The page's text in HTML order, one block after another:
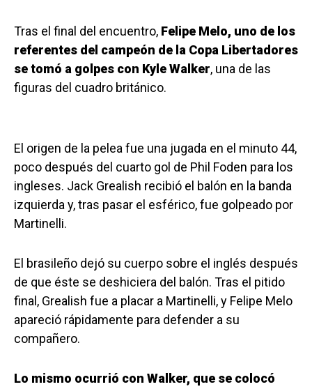
Tras el final del encuentro, Felipe Melo, uno de los
referentes del campeón de la Copa Libertadores
se tomó a golpes con Kyle Walker, una de las
figuras del cuadro británico.
El origen de la pelea fue una jugada en el minuto 44,
poco después del cuarto gol de Phil Foden para los
ingleses. Jack Grealish recibió el balón en la banda
izquierda y, tras pasar el esférico, fue golpeado por
Martinelli.
El brasileño dejó su cuerpo sobre el inglés después
de que éste se deshiciera del balón. Tras el pitido
final, Grealish fue a placar a Martinelli, y Felipe Melo
apareció rápidamente para defender a su
compañero.
Lo mismo ocurrió con Walker, que se colocó